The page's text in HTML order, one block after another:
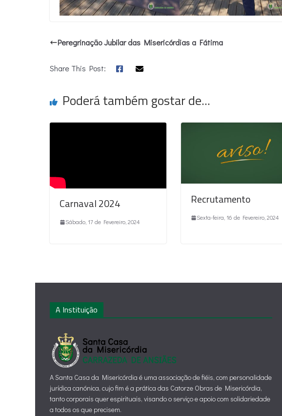
Peregrinação Jubilar das Misericórdias a Fátima
Share This Post:
Poderá também gostar de...
Carnaval 2024
Sábado, 17 de Fevereiro, 2024
Recrutamento
Sexta-feira, 16 de Fevereiro, 2024
A Instituição
A Santa Casa da Misericórdia é uma associação de fiéis, com personalidade
jurídica canónica, cujo fim é a prática das Catorze Obras de Misericórdia,
tanto corporais quer espirituais, visando o serviço e apoio com solidariedade
a todos os que precisem.